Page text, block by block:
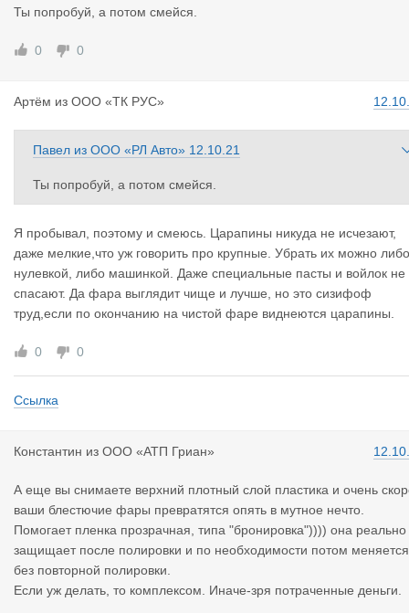
Ты попробуй, а потом смейся.
0 0
Артём из ООО «ТК РУС»
Павел из ООО «РЛ Авто» 12.10.21
Ты попробуй, а потом смейся.
Я пробывал, поэтому и смеюсь. Царапины никуда не исчезают,
даже мелкие,что уж говорить про крупные. Убрать их можно
нулевкой, либо машинкой. Даже специальные пасты и войлок не
спасают. Да фара выглядит чище и лучше, но это сизифоф
труд,если по окончанию на чистой фаре виднеются царапины.
0 0
Ссылка
Константин из ООО «АТП Гриан»
А еще вы снимаете верхний плотный слой пластика и очень
ваши блестючие фары превратятся опять в мутное нечто.
Помогает пленка прозрачная, типа "бронировка")))) она реально
защищает после полировки и по необходимости потом меняется
без повторной полировки.
Если уж делать, то комплексом. Иначе-зря потраченные деньги.